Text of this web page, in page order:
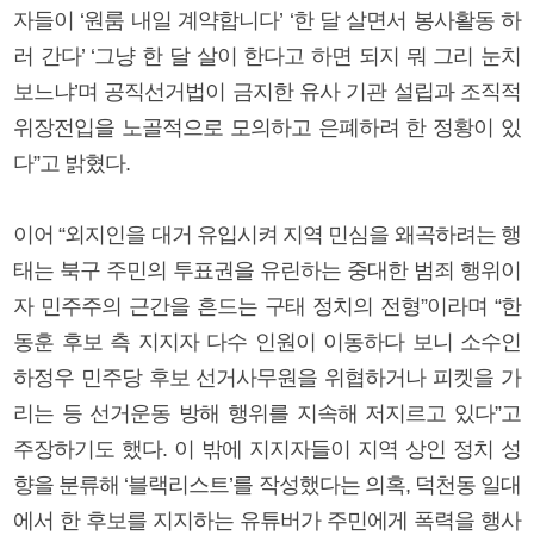
자들이 ‘원룸 내일 계약합니다’ ‘한 달 살면서 봉사활동 하
러 간다’ ‘그냥 한 달 살이 한다고 하면 되지 뭐 그리 눈치
보느냐’며 공직선거법이 금지한 유사 기관 설립과 조직적
위장전입을 노골적으로 모의하고 은폐하려 한 정황이 있
다”고 밝혔다.
이어 “외지인을 대거 유입시켜 지역 민심을 왜곡하려는 행
태는 북구 주민의 투표권을 유린하는 중대한 범죄 행위이
자 민주주의 근간을 흔드는 구태 정치의 전형”이라며 “한
동훈 후보 측 지지자 다수 인원이 이동하다 보니 소수인
하정우 민주당 후보 선거사무원을 위협하거나 피켓을 가
리는 등 선거운동 방해 행위를 지속해 저지르고 있다”고
주장하기도 했다. 이 밖에 지지자들이 지역 상인 정치 성
향을 분류해 ‘블랙리스트’를 작성했다는 의혹, 덕천동 일대
에서 한 후보를 지지하는 유튜버가 주민에게 폭력을 행사